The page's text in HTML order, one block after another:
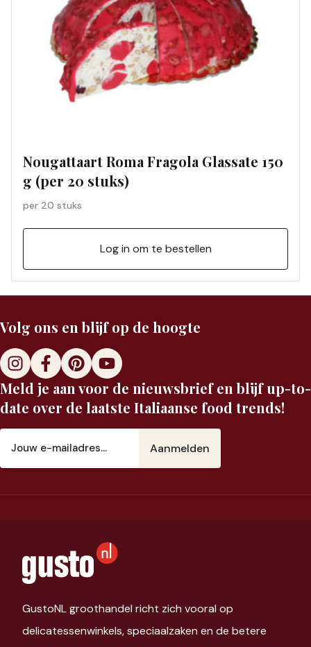
Nougattaart Roma Fragola Glassate 150
g (per 20 stuks)
per 20 stuks
Log in om te bestellen
Volg ons en blijf op de hoogte
Meld je aan voor de nieuwsbrief en blijf up-to-
date over de laatste Italiaanse food trends!
mailadres
GustoNL groothandel richt zich vooral op
delicatessenwinkels, speciaalzaken en de betere